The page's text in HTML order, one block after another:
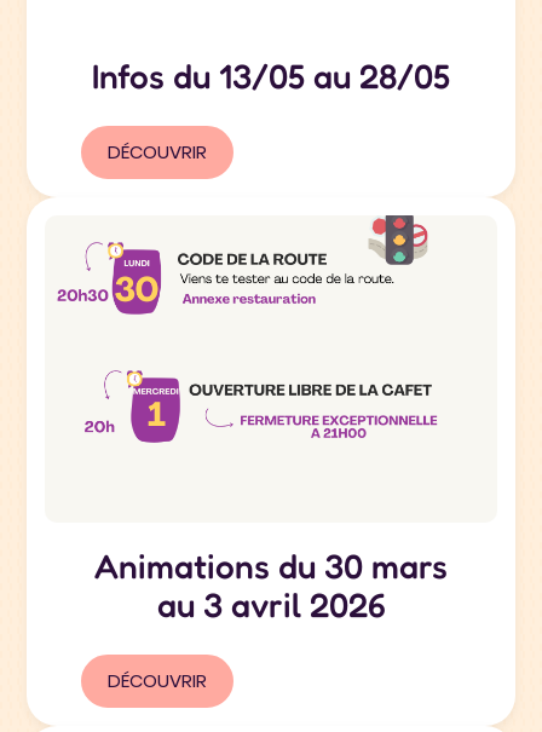
Infos du 13/05 au 28/05
DÉCOUVRIR
Animations du 30 mars
au 3 avril 2026
DÉCOUVRIR